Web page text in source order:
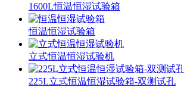
1600L恒温恒湿试验箱
恒温恒湿试验箱
立式恒温恒湿试验机
225L立式恒温恒湿试验箱-双测试孔